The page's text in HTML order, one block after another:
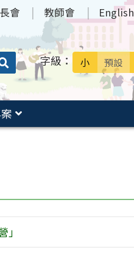
會 教師會 English
搜
送出 字級： 小 預設